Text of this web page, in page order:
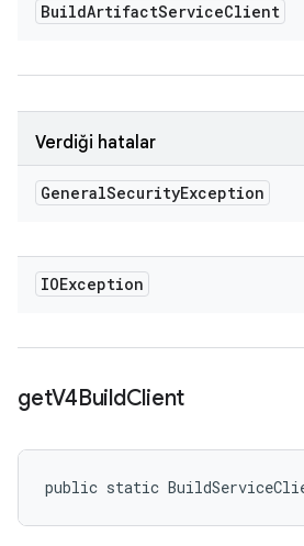
BuildArtifactServiceClient
Verdiği hatalar
GeneralSecurityException
IOException
getV4BuildClient
public static